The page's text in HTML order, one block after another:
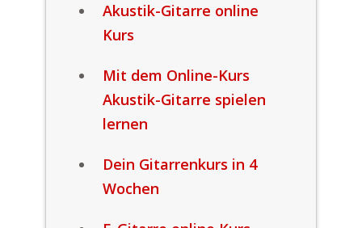
Akustik-Gitarre online
Kurs
Mit dem Online-Kurs
Akustik-Gitarre spielen
lernen
Dein Gitarrenkurs in 4
Wochen